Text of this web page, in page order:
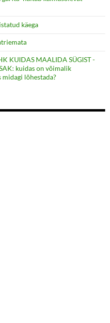
käega
KUIDAS MAALIDA SÜGIST -
kuidas on võimalik
midagi lõhestada?